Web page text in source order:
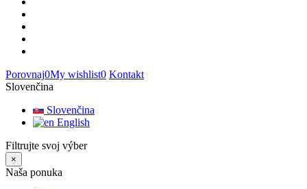
Porovnaj0My wishlist0 Kontakt
Slovenčina
Slovenčina
English
Filtrujte svoj výber
×
Naša ponuka